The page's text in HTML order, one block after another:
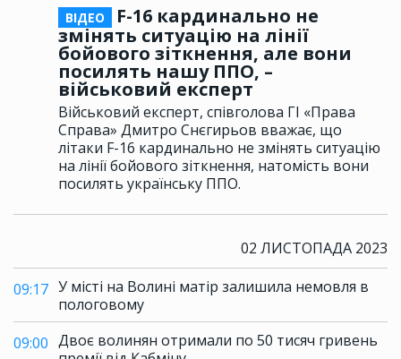
ВІДЕО
F-16 кардинально не
змінять ситуацію на лінії
бойового зіткнення, але вони
посилять нашу ППО, –
військовий експерт
Військовий експерт, співголова ГІ «Права
Справа» Дмитро Снєгирьов вважає, що
літаки F-16 кардинально не змінять ситуацію
на лінії бойового зіткнення, натомість вони
посилять українську ППО.
02 ЛИСТОПАДА 2023
09:17 У місті на Волині матір залишила немовля в
пологовому
09:00 Двоє волинян отримали по 50 тисяч гривень